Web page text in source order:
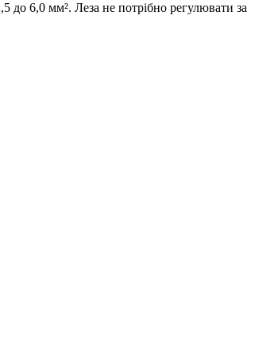
до 6,0 мм². Леза не потрібно регулювати за